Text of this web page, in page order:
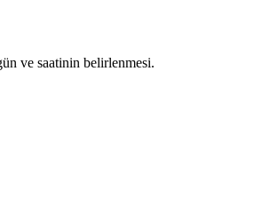
ve saatinin belirlenmesi.